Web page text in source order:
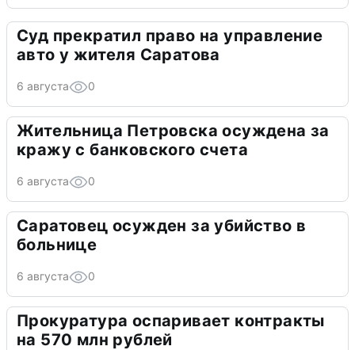
Суд прекратил право на управление
авто у жителя Саратова
6 августа 0
Жительница Петровска осуждена за
кражу с банковского счета
6 августа 0
Саратовец осужден за убийство в
больнице
6 августа 0
Прокуратура оспаривает контракты
на 570 млн рублей